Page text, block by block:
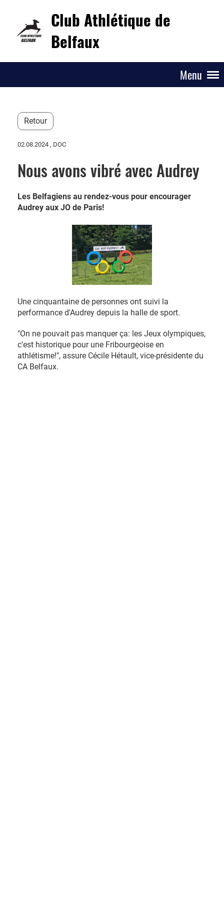
Club Athlétique de
Belfaux
Menu
Retour
02.08.2024 , DOC
Nous avons vibré avec Audrey
Les Belfagiens au rendez-vous pour encourager
Audrey aux JO de Paris!
Une cinquantaine de personnes ont suivi la
performance d'Audrey depuis la halle de sport.
"On ne pouvait pas manquer ça: les Jeux olympiques,
c'est historique pour une Fribourgeoise en
athlétisme!", assure Cécile Hétault, vice-présidente du
CA Belfaux.